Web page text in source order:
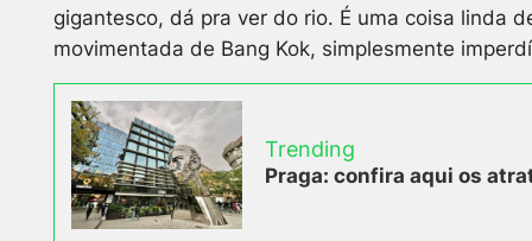
gigantesco, dá pra ver do rio. É uma coisa linda
movimentada de Bang Kok, simplesmente
Trending
Praga: confira aqui os